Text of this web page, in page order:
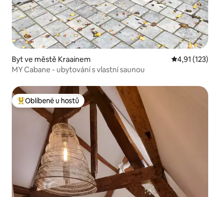
Byt ve městě Kraainem Průměrné
4,91 (123)
MY Cabane - ubytování s vlastní saunou
Nejlepší v kategorii Oblíbené u hostů
Oblíbené u hostů